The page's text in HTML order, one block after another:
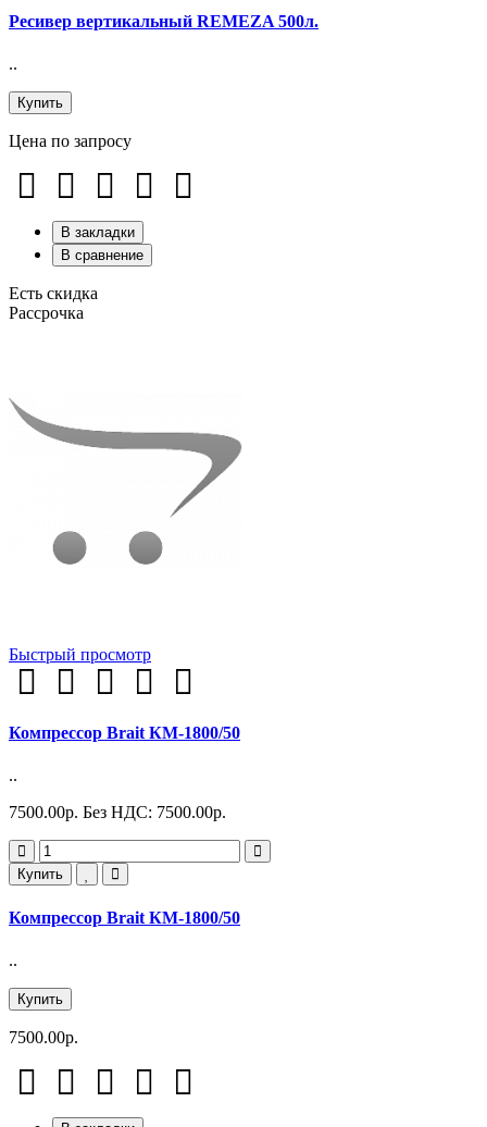
Ресивер вертикальный REMEZA 500л.
..
Купить
Цена по запросу
В закладки
В сравнение
Есть скидка
Рассрочка
Быстрый просмотр
Компрессор Brait КМ-1800/50
..
7500.00р. Без НДС: 7500.00р.
Купить
Компрессор Brait КМ-1800/50
..
Купить
7500.00р.